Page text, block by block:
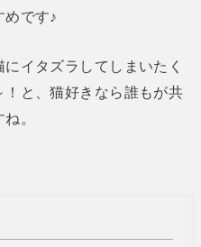
めです♪
イタズラしてしまいたく
と、猫好きなら誰もが共
。